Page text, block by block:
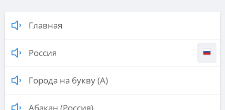
Главная
Россия
Города на букву (А)